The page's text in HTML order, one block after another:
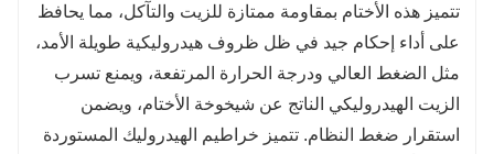
تتميز هذه الأختام بمقاومة ممتازة للزيت والتآكل، مما يحافظ
على أداء إحكام جيد في ظل ظروف هيدروليكية طويلة الأمد،
مثل الضغط العالي ودرجة الحرارة المرتفعة، ويمنع تسرب
الزيت الهيدروليكي الناتج عن شيخوخة الأختام، ويضمن
استقرار ضغط النظام. تتميز خراطيم الهيدروليك المستوردة